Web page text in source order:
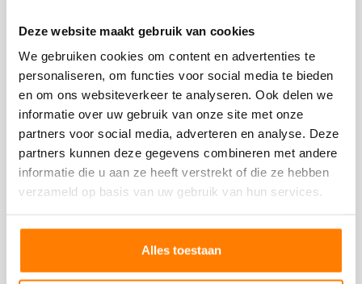
Deze website maakt gebruik van cookies
We gebruiken cookies om content en advertenties te
personaliseren, om functies voor social media te bieden
en om ons websiteverkeer te analyseren. Ook delen we
informatie over uw gebruik van onze site met onze
partners voor social media, adverteren en analyse. Deze
partners kunnen deze gegevens combineren met andere
informatie die u aan ze heeft verstrekt of die ze hebben
verzameld op basis van uw gebruik van hun services.
Alles toestaan